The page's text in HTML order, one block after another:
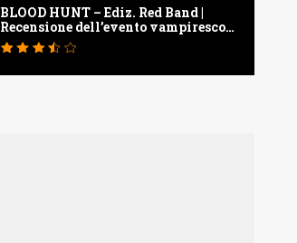
BLOOD HUNT – Ediz. Red Band |
Recensione dell’evento vampiresco
della Marvel